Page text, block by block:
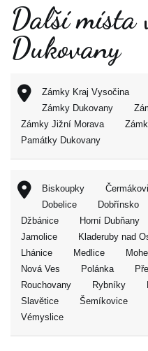
Další místa
Dukovany
Zámky Kraj Vysočina
Zámky Dukovany
Zámky Jižní Morava
Památky Dukovany
Biskoupky
Dobelice
Dobřínsko
Džbánice
Horní Dubňany
Jamolice
Kladeruby nad
Lhánice
Medlice
Nová Ves
Polánka
Rouchovany
Rybníky
Slavětice
Šemíkovice
Vémyslice